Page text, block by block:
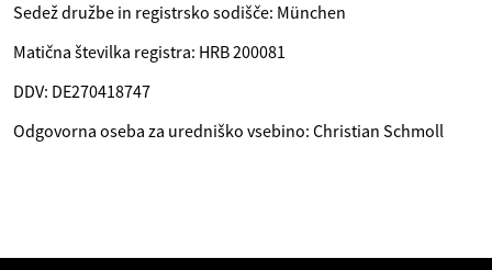
Sedež družbe in registrsko sodišče: München
Matična številka registra: HRB 200081
DDV: DE270418747
Odgovorna oseba za uredniško vsebino: Christian Schmoll